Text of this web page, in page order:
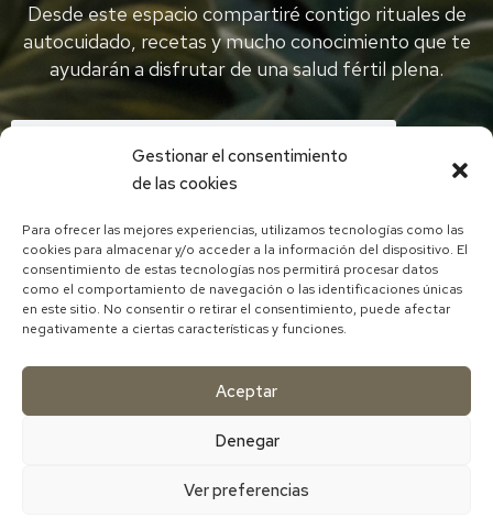
Gestionar el consentimiento
de las cookies
Para ofrecer las mejores experiencias, utilizamos tecnologías como las
cookies para almacenar y/o acceder a la información del dispositivo. El
consentimiento de estas tecnologías nos permitirá procesar datos
como el comportamiento de navegación o las identificaciones únicas
en este sitio. No consentir o retirar el consentimiento, puede afectar
negativamente a ciertas características y funciones.
Aceptar
Denegar
Ver preferencias
Desde este espacio compartiré contigo rituales de
autocuidado, recetas y mucho conocimiento que te
ayudarán a disfrutar de una salud fértil plena.
He leído y acepto la política de privacidad
DESCARGAR EBOOK CON RECETA